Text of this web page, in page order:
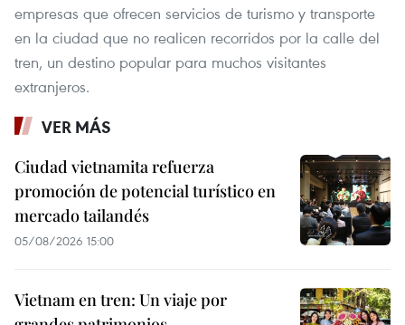
empresas que ofrecen servicios de turismo y transporte
en la ciudad que no realicen recorridos por la calle del
tren, un destino popular para muchos visitantes
extranjeros.
VER MÁS
Ciudad vietnamita refuerza
promoción de potencial turístico en
mercado tailandés
05/08/2026 15:00
Vietnam en tren: Un viaje por